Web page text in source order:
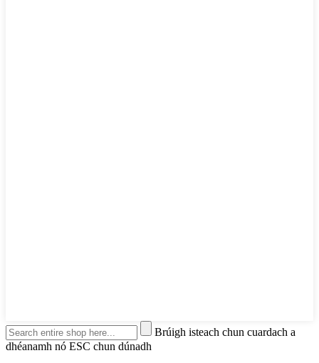
Brúigh isteach chun cuardach a
dhéanamh nó ESC chun dúnadh